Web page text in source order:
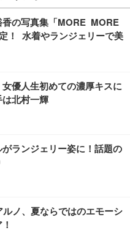
香の写真集「MORE MORE
！ 水着やランジェリーで美
優人生初めての濃厚キスに
は北村一輝
がランジェリー姿に！話題の
ノ、夏ならではのエモーシ